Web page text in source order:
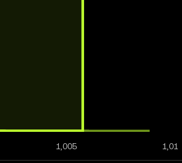
1,005 1,01